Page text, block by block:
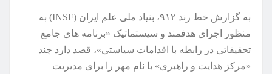
به گزارش خط رند ۹۱۲، بنیاد ملی علم ایران (INSF) به
منظور اجرای هدفمند و سیستماتیک «برنامه های جامع
تحقیقاتی در رابطه با اقدامات سیاستی»، قصد دارد چند
«مرکز هدایت و راهبری» با نام مهر را برای مدیریت